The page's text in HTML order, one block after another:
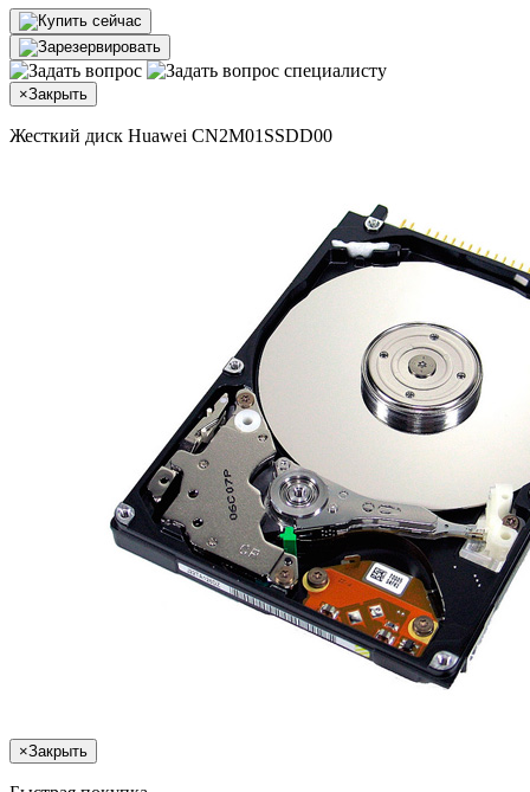
×Закрыть
Жесткий диск Huawei CN2M01SSDD00
×Закрыть